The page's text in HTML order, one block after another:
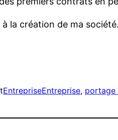
la création de ma société.
EntrepriseEntreprise, portage